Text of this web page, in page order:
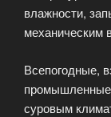
влажности,
механическим
Всепогодные,
суровым